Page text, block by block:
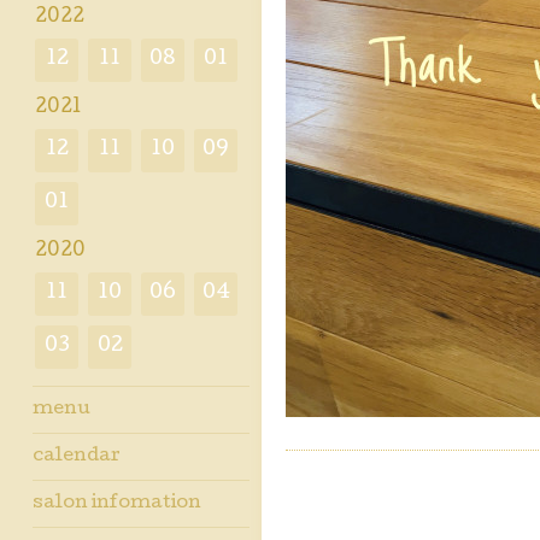
2022
12 11 08 01
2021
12 11 10 09
01
2020
11 10 06 04
03 02
menu
calendar
salon infomation